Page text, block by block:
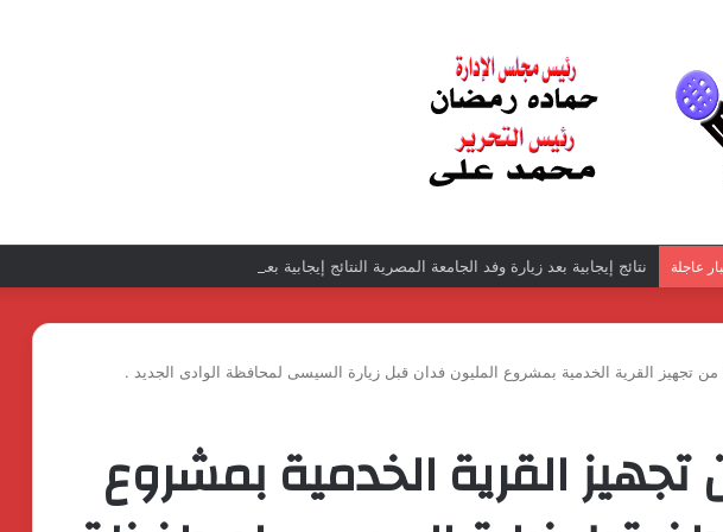
عاجلة نتائج إيجابية بعد زيارة وفد الجامعة المصرية النتائج إيجابية بعد زيارة وفد الجامعة المصرية الروسية
من تجهيز القرية الخدمية بمشروع المليون فدان قبل زيارة السيسى لمحافظة الوادى الجديد .
تجهيز القرية الخدمية بمشروع